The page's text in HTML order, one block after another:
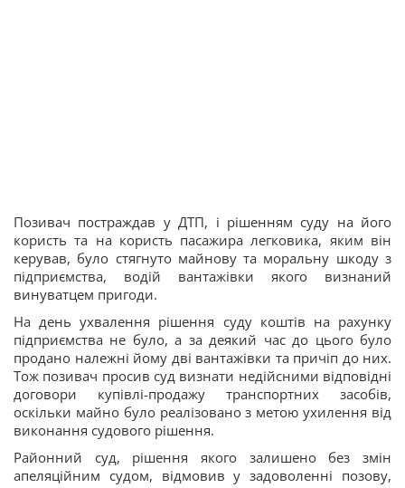
Позивач постраждав у ДТП, і рішенням суду на його
користь та на користь пасажира легковика, яким він
керував, було стягнуто майнову та моральну шкоду з
підприємства, водій вантажівки якого визнаний
винуватцем пригоди.
На день ухвалення рішення суду коштів на рахунку
підприємства не було, а за деякий час до цього було
продано належні йому дві вантажівки та причіп до них.
Тож позивач просив суд визнати недійсними відповідні
договори купівлі-продажу транспортних засобів,
оскільки майно було реалізовано з метою ухилення від
виконання судового рішення.
Районний суд, рішення якого залишено без змін
апеляційним судом, відмовив у задоволенні позову,